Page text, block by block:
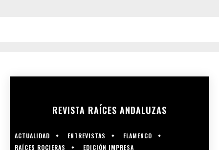
REVISTA RAÍCES ANDALUZAS
ACTUALIDAD ENTREVISTAS
FLAMENCO
RAÍCES ROCIERAS
EDICIÓN IMPRESA